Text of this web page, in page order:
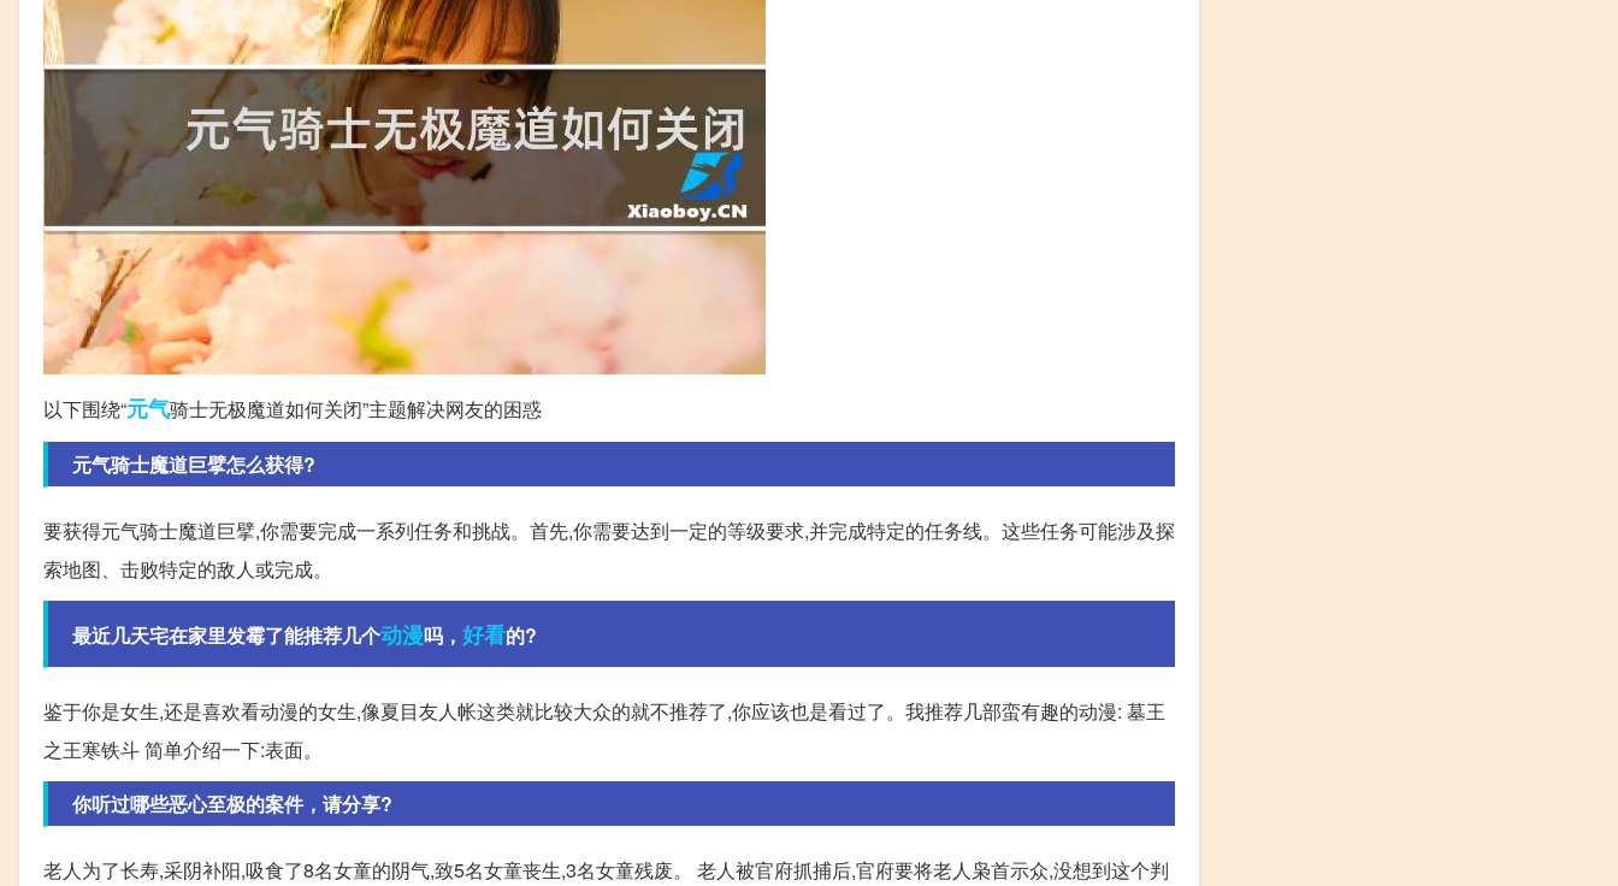
以下围绕“元气骑士无极魔道如何关闭”主题解决网友的困惑
元气骑士魔道巨擘怎么获得?
要获得元气骑士魔道巨擘,你需要完成一系列任务和挑战。首先,你需要达到一定的等级要求,并完成特定的任务线。这些任务可能涉及探
索地图、击败特定的敌人或完成。
最近几天宅在家里发霉了能推荐几个动漫吗， 好看的?
鉴于你是女生,还是喜欢看动漫的女生,像夏目友人帐这类就比较大众的就不推荐了,你应该也是看过了。我推荐几部蛮有趣的动漫: 墓王
之王寒铁斗 简单介绍一下:表面。
你听过哪些恶心至极的案件，请分享?
老人为了长寿,采阴补阳,吸食了8名女童的阴气,致5名女童丧生,3名女童残废。 老人被官府抓捕后,官府要将老人枭首示众,没想到这个判